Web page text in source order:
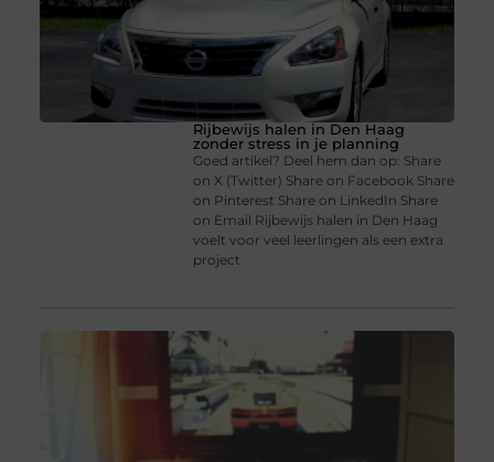
Rijbewijs halen in Den Haag
zonder stress in je planning
Goed artikel? Deel hem dan op: Share
on X (Twitter) Share on Facebook Share
on Pinterest Share on LinkedIn Share
on Email Rijbewijs halen in Den Haag
voelt voor veel leerlingen als een extra
project